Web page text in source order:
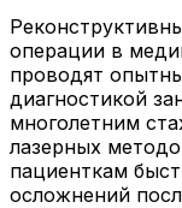
операции в
проводят
диагностикой
многолетним
лазерных
пациенткам
осложнений